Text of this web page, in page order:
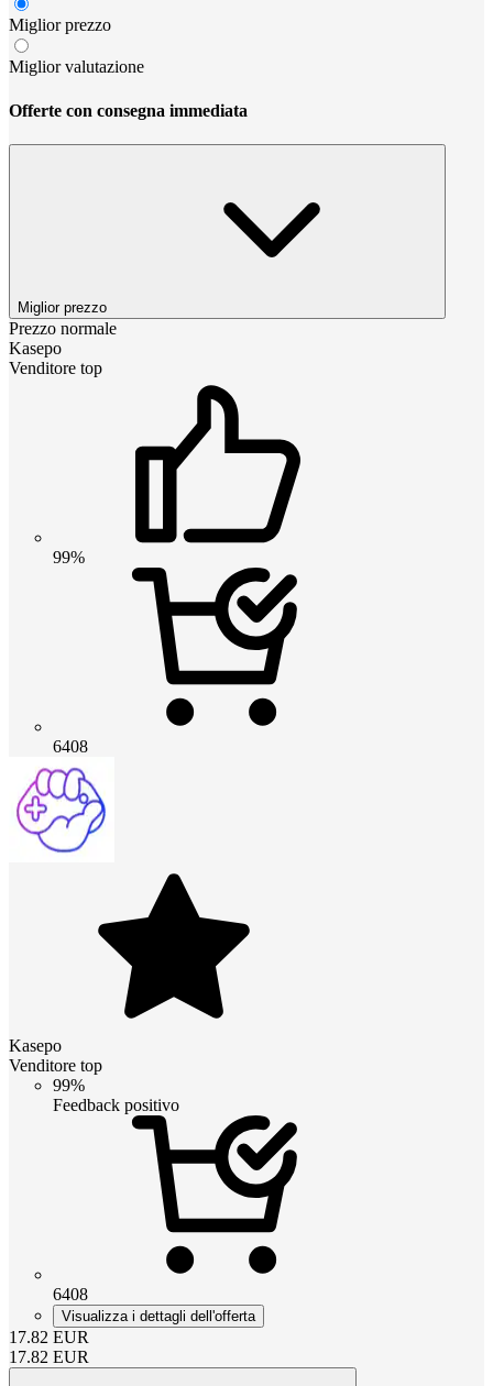
Miglior prezzo
Miglior valutazione
Offerte con consegna immediata
Miglior prezzo
Prezzo normale
Kasepo
Venditore top
99%
6408
Kasepo
Venditore top
99%
Feedback positivo
6408
Visualizza i dettagli dell'offerta
17.82 EUR
17.82 EUR